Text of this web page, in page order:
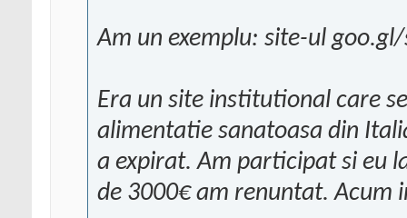
Am un exemplu: site-ul goo.gl/
Era un site institutional care
alimentatie sanatoasa din
a expirat. Am participat si eu
de 3000€ am renuntat. Acum